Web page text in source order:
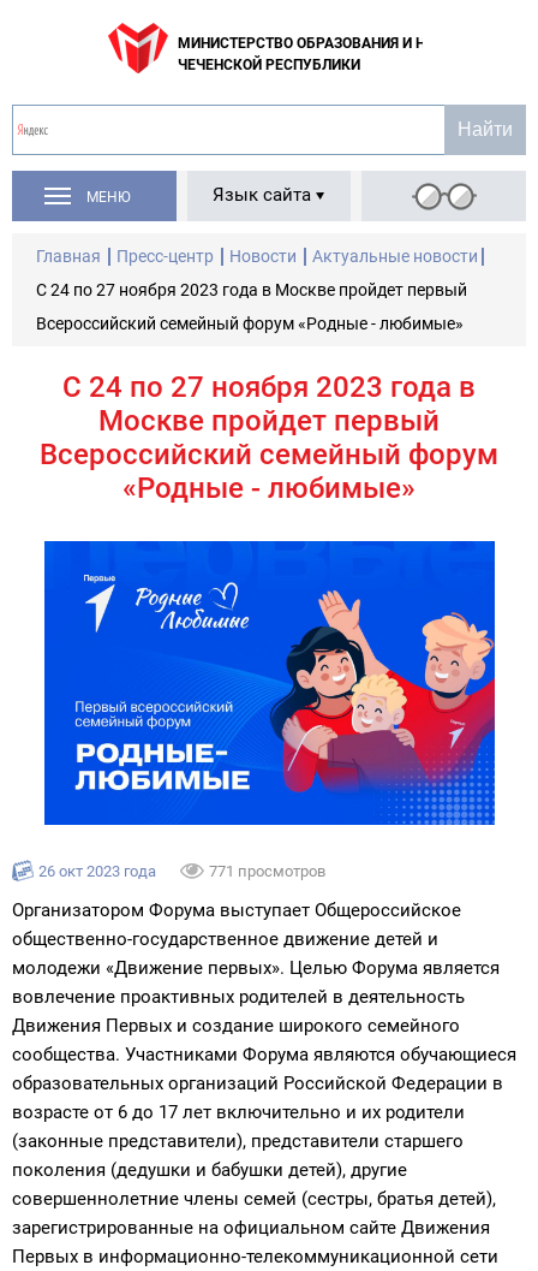
МИНИСТЕРСТВО ОБРАЗОВАНИЯ И НАУКИ
ЧЕЧЕНСКОЙ РЕСПУБЛИКИ
МЕНЮ Язык сайта
Главная Пресс-центр Новости
Актуальные новости
С 24 по 27 ноября 2023 года в Москве пройдет первый
Всероссийский семейный форум «Родные - любимые»
С 24 по 27 ноября 2023 года в
Москве пройдет первый
Всероссийский семейный форум
«Родные - любимые»
26 окт 2023 года 771 просмотров
Организатором Форума выступает Общероссийское
общественно-государственное движение детей и
молодежи «Движение первых». Целью Форума является
вовлечение проактивных родителей в деятельность
Движения Первых и создание широкого семейного
сообщества. Участниками Форума являются обучающиеся
образовательных организаций Российской Федерации в
возрасте от 6 до 17 лет включительно и их родители
(законные представители), представители старшего
поколения (дедушки и бабушки детей), другие
совершеннолетние члены семей (сестры, братья детей),
зарегистрированные на официальном сайте Движения
Первых в информационно-телекоммуникационной сети